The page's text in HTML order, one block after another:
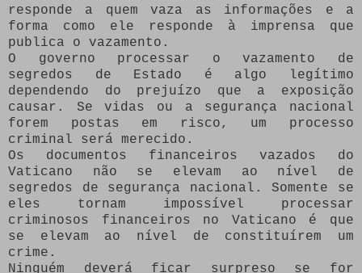
responde a quem vaza as informações e a
forma como ele responde à imprensa que
publica o vazamento.
O governo processar o vazamento de
segredos de Estado é algo legítimo
dependendo do prejuízo que a exposição
causar. Se vidas ou a segurança nacional
forem postas em risco, um processo
criminal será merecido.
Os documentos financeiros vazados do
Vaticano não se elevam ao nível de
segredos de segurança nacional. Somente se
eles tornam impossível processar
criminosos financeiros no Vaticano é que
se elevam ao nível de constituírem um
crime.
Ninguém deverá ficar surpreso se for